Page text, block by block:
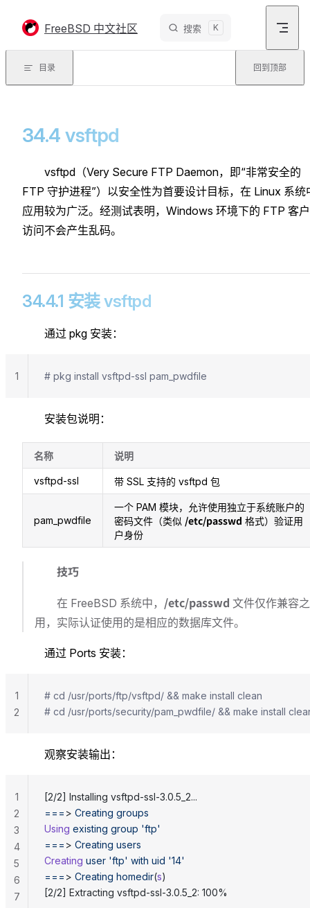
FreeBSD 中文社区 搜索 K
目录 回到顶部
34.4 vsftpd
vsftpd（Very Secure FTP Daemon，即“非常安全的
FTP 守护进程”）以安全性为首要设计目标，在 Linux 系统
应用较为广泛。经测试表明，Windows 环境下的 FTP 客
访问不会产生乱码。
34.4.1 安装 vsftpd
通过 pkg 安装：
# pkg install vsftpd-ssl pam_pwdfile
1
安装包说明：
名称 说明
vsftpd-ssl 带 SSL 支持的 vsftpd 包
pam_pwdfile
一个 PAM 模块，允许使用独立于系统账户的
密码文件（类似 /etc/passwd 格式）验证用
户身份
技巧
在 FreeBSD 系统中， /etc/passwd 文件仅作兼容之
用，实际认证使用的是相应的数据库文件。
通过 Ports 安装：
# cd /usr/ports/ftp/vsftpd/ && make install clean
# cd /usr/ports/security/pam_pwdfile/ && make install
1
2
观察安装输出：
[2/2] Installing vsftpd-ssl-3.0.5_2...
=== > Creating groups
Using existing group 'ftp'
=== > Creating users
Creating user 'ftp' with uid '14'
=== > Creating homedir(s)
[2/2] Extracting vsftpd-ssl-3.0.5_2: 100%
1
2
3
4
5
6
7